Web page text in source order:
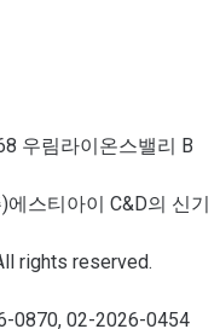
우림라이온스밸리 B
스티아이 C&D의 신기
rights reserved.
0870, 02-2026-0454